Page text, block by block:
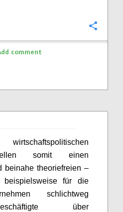
comment
somiteinen
beinahe theoriefreien –
beispielsweise für die
schlichtweg
über